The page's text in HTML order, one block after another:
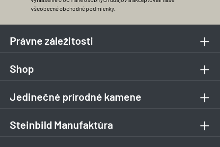
všeobecné obchodné podmienky
Právne záležitosti
Shop
Jedinečné prírodné kamene
Steinbild Manufaktúra